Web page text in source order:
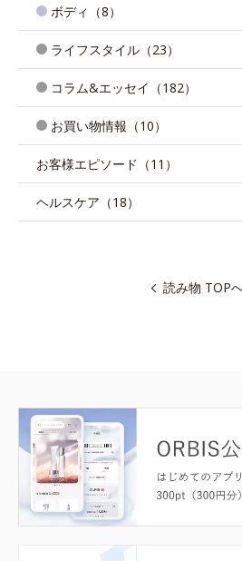
ボディ（8）
ライフスタイル（23）
コラム&エッセイ（182）
お買い物情報（10）
お客様エピソード（11）
ヘルスケア（18）
読み物 TOP